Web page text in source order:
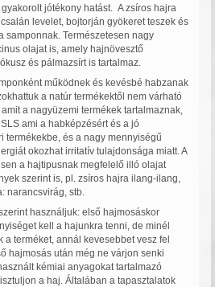
jótékony hatást. A zsíros hajra
levelet, bojtorján gyökeret teszek és
samponnak. Természetesen nagy
olajat is, amely hajnövesztő
és pálmazsírt is tartalmaz.
működnek és kevésbé habzanak
a natúr termékektől nem várható
a nagyüzemi termékek tartalmaznak,
ami a habképzésért és a jó
termékekbe, és a nagy mennyiségű
okozhat irritatív tulajdonsága miatt. A
a hajtipusnak megfelelő illó olajat
szerint is, pl. zsíros hajra ilang-ilang,
narancsvirág, stb.
használjuk: első hajmosáskor
kell a hajunkra tenni, de minél
terméket, annál kevesebbet vesz fel
hajmosás után még ne várjon senki
kémiai anyagokat tartalmazó
a haj. Általában a tapasztalatok